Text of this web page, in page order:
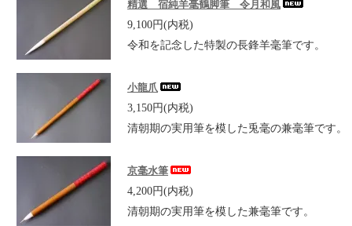
精選 宿純羊毫鶴脚筆 令月和風
9,100円(内税)
令和を記念した特製の長鋒羊毫筆です。
小龍爪
3,150円(内税)
清朝期の実用筆を模した兎毫の兼毫筆です。
京毫水筆
4,200円(内税)
清朝期の実用筆を模した兼毫筆です。